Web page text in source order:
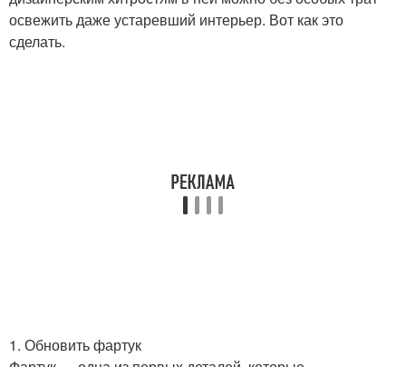
освежить даже устаревший интерьер. Вот как это
сделать.
1. Обновить фартук